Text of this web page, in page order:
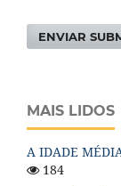
ENVIAR
MAIS LIDOS
A IDADE
184